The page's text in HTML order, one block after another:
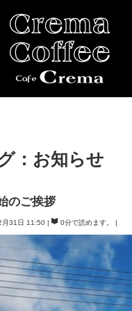
：お知らせ
のご挨拶
月31日 11:50 0分で読めます。